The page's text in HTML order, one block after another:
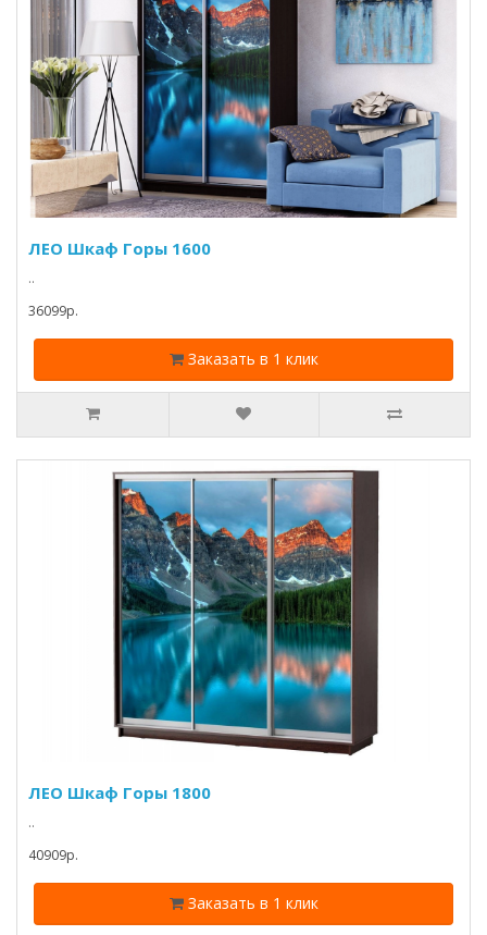
ЛЕО Шкаф Горы 1600
..
36099p.
Заказать в 1 клик
ЛЕО Шкаф Горы 1800
..
40909p.
Заказать в 1 клик